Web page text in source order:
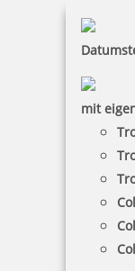
mit
Coloris